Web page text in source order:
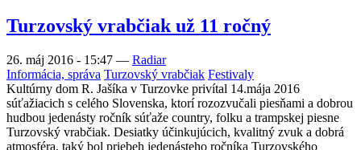
Turzovský vrabčiak už 11 ročný
26. máj 2016 - 15:47 — Radiar
Informácia, správa Turzovský vrabčiak Festivaly
Kultúrny dom R. Jašíka v Turzovke privítal 14.mája 2016
súťažiacich s celého Slovenska, ktorí rozozvučali piesňami a dobrou
hudbou jedenásty ročník súťaže country, folku a trampskej piesne
Turzovský vrabčiak. Desiatky účinkujúcich, kvalitný zvuk a dobrá
atmosféra, taký bol priebeh jedenásteho ročníka Turzovského